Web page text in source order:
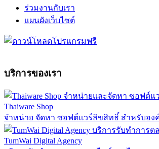
ร่วมงานกับเรา
แผนผังเว็บไซต์
บริการของเรา
Thaiware Shop
จำหน่าย จัดหา ซอฟต์แวร์ลิขสิทธิ์ สำหรับอง
TumWai Digital Agency